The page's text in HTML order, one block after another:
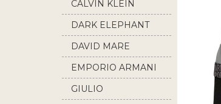
CALVIN KLEIN
DARK ELEPHANT
DAVID MARE
EMPORIO ARMANI
GIULIO